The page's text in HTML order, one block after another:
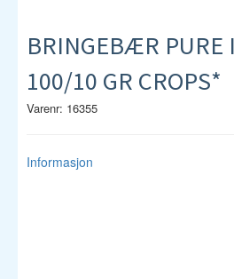
BRINGEBÆR PURE
100/10 GR CROPS*
Varenr: 16355
Informasjon